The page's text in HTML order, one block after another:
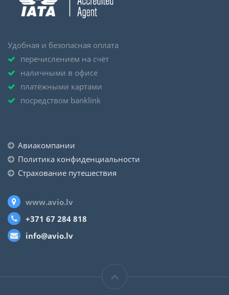
Удобная и безопасная оплата
перечислением на счёт
наличными в офисе
платёжными картами
посредством banklink
Авиакомпании
Политика конфиденциальности
Страхование путешествия
www.avio.lv
+371 67 284 818
info@avio.lv